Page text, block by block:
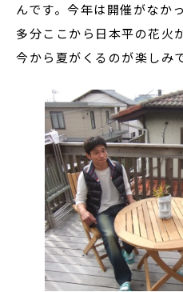
んです。今年は開催がなか
多分ここから日本平の花火
今から夏がくるのが楽しみで